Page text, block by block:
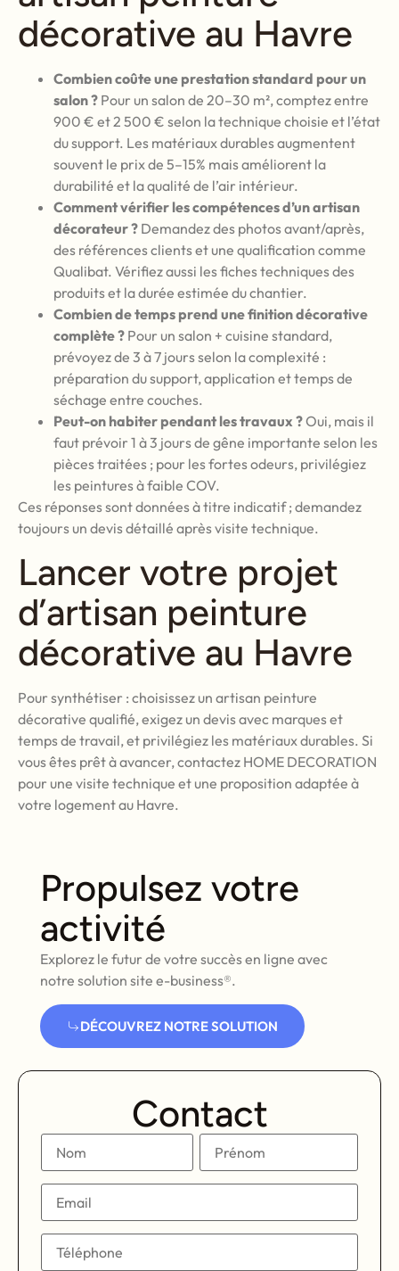
décorative au Havre
Combien coûte une prestation standard pour un
salon ? Pour un salon de 20–30 m², comptez entre
900 € et 2 500 € selon la technique choisie et l’état
du support. Les matériaux durables augmentent
souvent le prix de 5–15% mais améliorent la
durabilité et la qualité de l’air intérieur.
Comment vérifier les compétences d’un artisan
décorateur ? Demandez des photos avant/après,
des références clients et une qualification comme
Qualibat. Vérifiez aussi les fiches techniques des
produits et la durée estimée du chantier.
Combien de temps prend une finition décorative
complète ? Pour un salon + cuisine standard,
prévoyez de 3 à 7 jours selon la complexité :
préparation du support, application et temps de
séchage entre couches.
Peut-on habiter pendant les travaux ?Oui, mais il
faut prévoir 1 à 3 jours de gêne importante selon les
pièces traitées ; pour les fortes odeurs, privilégiez
les peintures à faible COV.
Ces réponses sont données à titre indicatif ; demandez
toujours un devis détaillé après visite technique.
Lancer votre projet
d’artisan peinture
décorative au Havre
Pour synthétiser : choisissez un artisan peinture
décorative qualifié, exigez un devis avec marques et
temps de travail, et privilégiez les matériaux durables. Si
vous êtes prêt à avancer, contactez HOME DECORATION
pour une visite technique et une proposition adaptée à
votre logement au Havre.
Propulsez votre
activité
Explorez le futur de votre succès en ligne avec
notre solution site e-business®.
DÉCOUVREZ NOTRE SOLUTION
Contact